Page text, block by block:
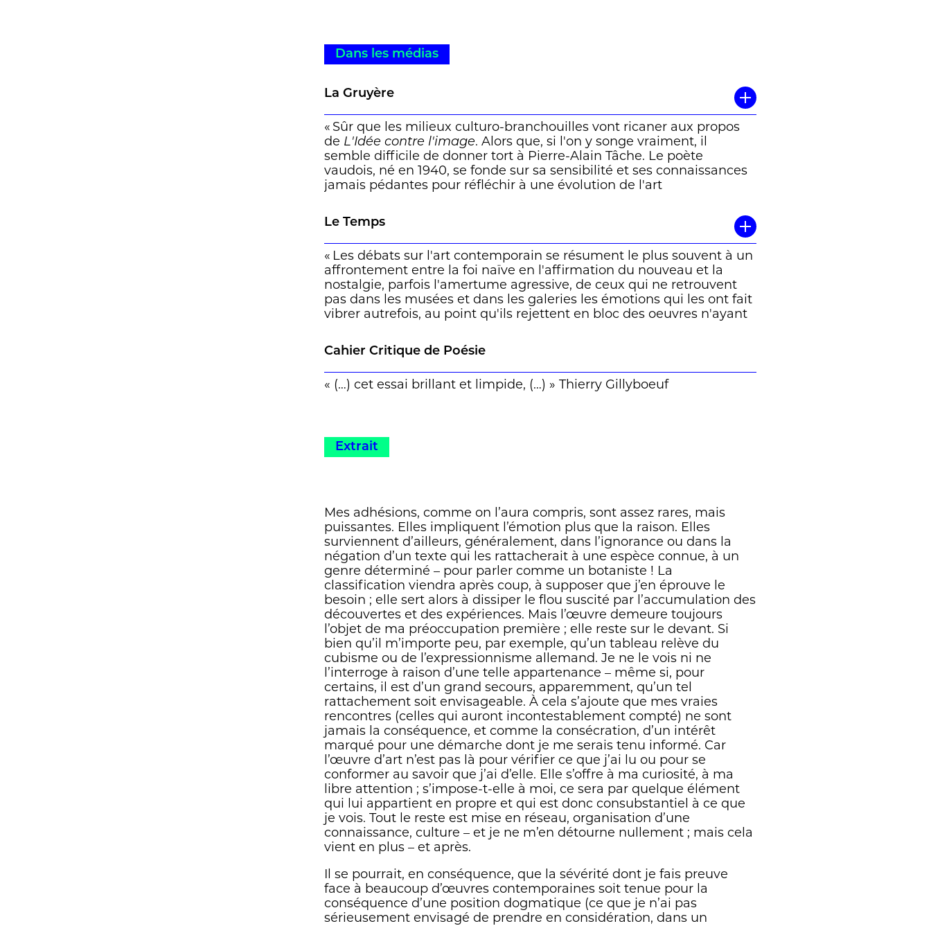
Dans les médias
La Gruyère
« Sûr que les milieux culturo-branchouilles vont ricaner aux propos
de L'Idée contre l'image. Alors que, si l'on y songe vraiment, il
semble difficile de donner tort à Pierre-Alain Tâche. Le poète
vaudois, né en 1940, se fonde sur sa sensibilité et ses connaissances
jamais pédantes pour réfléchir à une évolution de l'art
le pas sur l'oeuvre elle-même.
Pierre-Alain Tâche s'interroge à sa manière, élégante et pondérée.
Loin d'être hermétique à l'art actuel (il se montre par exemple
touché par Christian Boltanski ou Ariane Epars), il regrette que
»règne le silence des agneaux, dès que paraît le messie
autoproclamé qui saura prêcher ce qu'il faut croire ou penser« . Dans
ce bref et revigorant essai pointe aussi une nostalgie: » S'il faut avoir
d'inestimable dans l'ordre de notre présence au monde et de
l'accord auquel il nous convie. »
Le Temps
« Les débats sur l'art contemporain se résument le plus souvent à un
affrontement entre la foi naïve en l'affirmation du nouveau et la
nostalgie, parfois l'amertume agressive, de ceux qui ne retrouvent
pas dans les musées et dans les galeries les émotions qui les ont fait
vibrer autrefois, au point qu'ils rejettent en bloc des oeuvres n'ayant
Ce n'est heureusement pas le cas de
auteur, Pierre-Alain Tâche, est juriste et poète. […]
[…]. Son »goût de [la] relation à l'être« est assez fort pour lui faire
renouveler l'expérience d'anciennes rencontres dans les galeries
Il y trouve des artistes capables de vaincre ses réticences […]. Il y
trouve aussi une »zone grise« qui est »à l'intersection de deux arts
majeurs« , ceux du verbe et de l'image; »c'est le discours dans l'art
qui pose prolème« , dit-il. Discours dans l'art et non sur l'art, car il
envahit non seulement le champ de la création et de la présentation,
mais il envahit aussi les oeuvres pour finalement substituer l'énoncé
des idées à leur présence et mettre le spectateur en demeure de
croire ce qu'il entend plutôt qu'attentif à ce qu'il voit.
[…]
On comprend, au-delà d'un regard qui prête bien sûr à discussion,
que sa quête critique et bienveillante n'est pas achevée et qu'il
espère encore, comme il l'écrit aux dernières lignes de son livre, «un
art capable et désireux de retrouver, s'il le peut, le chemin du
symbole au-delà de l'idée.» » Laurent Wolf
Cahier Critique de Poésie
« (…) cet essai brillant et limpide, (…) » Thierry Gillyboeuf
Extrait
Mes adhésions, comme on l’aura compris, sont assez rares, mais
puissantes. Elles impliquent l’émotion plus que la raison. Elles
surviennent d’ailleurs, généralement, dans l’ignorance ou dans la
négation d’un texte qui les rattacherait à une espèce connue, à un
genre déterminé – pour parler comme un botaniste ! La
classification viendra après coup, à supposer que j’en éprouve le
besoin ; elle sert alors à dissiper le flou suscité par l’accumulation des
découvertes et des expériences. Mais l’œuvre demeure toujours
l’objet de ma préoccupation première ; elle reste sur le devant. Si
bien qu’il m’importe peu, par exemple, qu’un tableau relève du
cubisme ou de l’expressionnisme allemand. Je ne le vois ni ne
l’interroge à raison d’une telle appartenance – même si, pour
certains, il est d’un grand secours, apparemment, qu’un tel
rattachement soit envisageable. À cela s’ajoute que mes vraies
rencontres (celles qui auront incontestablement compté) ne sont
jamais la conséquence, et comme la consécration, d’un intérêt
marqué pour une démarche dont je me serais tenu informé. Car
l’œuvre d’art n’est pas là pour vérifier ce que j’ai lu ou pour se
conformer au savoir que j’ai d’elle. Elle s’offre à ma curiosité, à ma
libre attention ; s’impose-t-elle à moi, ce sera par quelque élément
qui lui appartient en propre et qui est donc consubstantiel à ce que
je vois. Tout le reste est mise en réseau, organisation d’une
connaissance, culture – et je ne m’en détourne nullement ; mais cela
vient en plus – et après.
Il se pourrait, en conséquence, que la sévérité dont je fais preuve
face à beaucoup d’œuvres contemporaines soit tenue pour la
conséquence d’une position dogmatique (ce que je n’ai pas
sérieusement envisagé de prendre en considération, dans un